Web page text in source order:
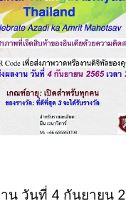
น วันที่ 4 กันยายน